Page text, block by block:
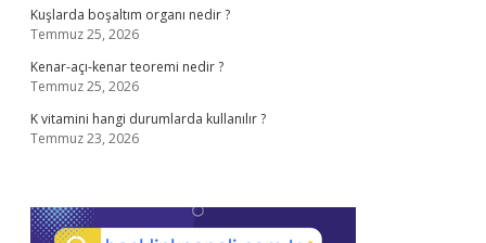
Kuşlarda boşaltım organı nedir ?
Temmuz 25, 2026
Kenar-açı-kenar teoremi nedir ?
Temmuz 25, 2026
K vitamini hangi durumlarda kullanılır ?
Temmuz 23, 2026